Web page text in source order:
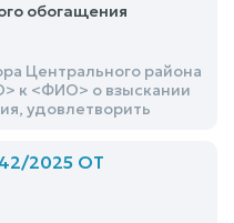
обогащения
Центрального района
к <ФИО> о взыскании
удовлетворить
2025 ОТ